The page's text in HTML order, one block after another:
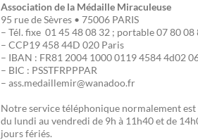
Association de la Médaille Miraculeuse
95 rue de Sèvres • 75006 PARIS
– Tél. fixe 01 45 48 08 32 ; portable 07 80 08
– CCP19 458 44D 020 Paris
– IBAN : FR81 2004 1000 0119 4584 4d02
– BIC : PSSTFRPPPAR
– ass.medaillemir@wanadoo.fr
Notre service téléphonique normalement
du lundi au vendredi de 9h à 11h40 et de
jours fériés.